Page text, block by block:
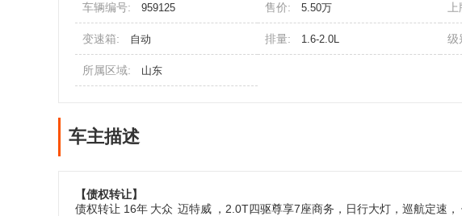
车辆编号: 959125 售价: 5.50万
变速箱: 自动 排量: 1.6-2.0L 级
所属区域: 山东
车主描述
【债权转让】
债权转让 16年 大众 迈特威 ，2.0T四驱尊享7座商务，日行大灯，巡航定速，